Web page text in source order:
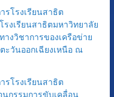
โรงเรียนสาธิต
งเรียนสาธิตมหาวิทยาลัย
งวิชาการของเครือข่าย
ะวันออกเฉียงเหนือ ณ
โรงเรียนสาธิต
กรรมการขับเคลื่อน